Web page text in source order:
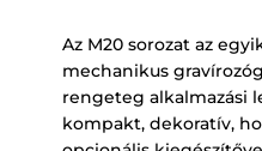
Az M20 sorozat az
mechanikus
rengeteg alkalmazási
kompakt, dekoratív,